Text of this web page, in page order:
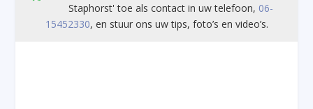
Staphorst' toe als contact in uw telefoon, 06-
15452330, en stuur ons uw tips, foto’s en video’s.